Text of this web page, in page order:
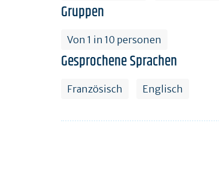
Gruppen
Von 1 in 10 personen
Gesprochene Sprachen
Französisch Englisch